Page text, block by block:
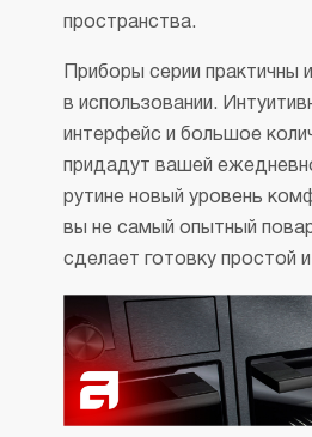
пространства.
Приборы серии практичны
в использовании.
интерфейс и большое
придадут вашей
рутине новый уровень
вы не самый опытный
сделает готовку простой